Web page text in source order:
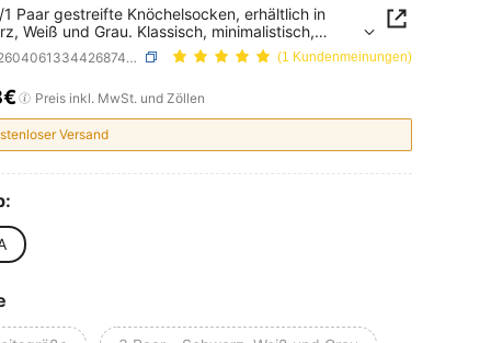
Paar gestreifte Knöchelsocken, erhältlich in
Weiß und Grau. Klassisch, minimalistisch,
Damen-Socken mit niedrigem Ausschnitt,
für alle Jahreszeiten (6 Paar/12 Paar/18 Paar)
SKU: st260406133442687472188 (1 Kundenmeinungen)
AND AVAILABILITY
Preis inkl. MwSt. und Zöllen
Versand